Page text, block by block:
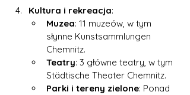
Kultura i rekreacja:
Muzea: 11 muzeów, w tym
słynne Kunstsammlungen
Chemnitz.
Teatry: 3 główne teatry, w tym
Städtische Theater Chemnitz.
Parki i tereny zielone: Ponad